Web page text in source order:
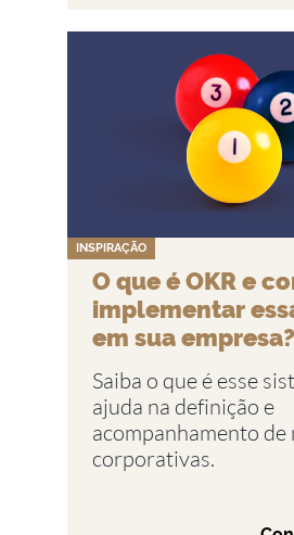
INSPIRAÇÃO
O que é OKR e
implementar
em sua empresa?
Saiba o que é esse
ajuda na definição e
acompanhamento de
corporativas.